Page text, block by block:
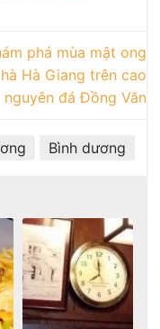
phá mùa mật ong
Hà Giang trên cao
nguyên đá Đồng Văn
Bình dương